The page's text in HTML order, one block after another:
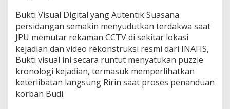
Bukti Visual Digital yang Autentik Suasana
persidangan semakin menyudutkan terdakwa saat
JPU memutar rekaman CCTV di sekitar lokasi
kejadian dan video rekonstruksi resmi dari INAFIS,
Bukti visual ini secara runtut menyatukan puzzle
kronologi kejadian, termasuk memperlihatkan
keterlibatan langsung Ririn saat proses penanduan
korban Budi.